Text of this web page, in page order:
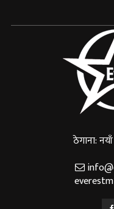
ठेगाना: